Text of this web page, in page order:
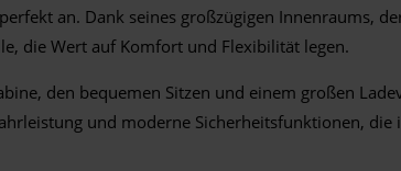
an. Dank seines großzügigen Innenraums,
die Wert auf Komfort und Flexibilität legen.
den bequemen Sitzen und einem großen
und moderne Sicherheitsfunktionen,